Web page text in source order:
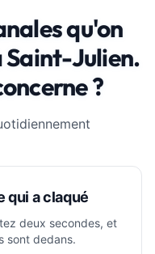
qu'on
Julien.
?
qui a claqué
deux secondes, et
sont dedans.